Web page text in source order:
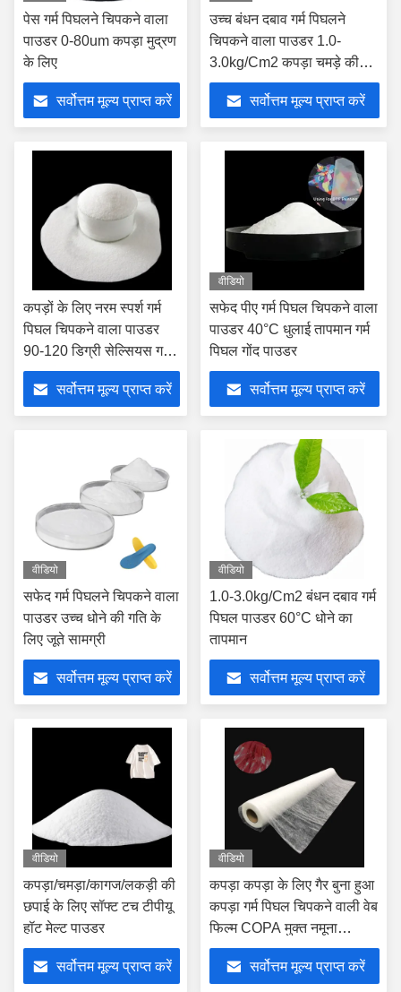
पेस गर्म पिघलने चिपकने वाला
पाउडर 0-80um कपड़ा मुद्रण
के लिए
सर्वोत्तम मूल्य प्राप्त करें
उच्च बंधन दबाव गर्म पिघलने
चिपकने वाला पाउडर 1.0-
3.0kg/Cm2 कपड़ा चमड़े की
मुद्रण के लिए
सर्वोत्तम मूल्य प्राप्त करें
कपड़ों के लिए नरम स्पर्श गर्म
पिघल चिपकने वाला पाउडर
90-120 डिग्री सेल्सियस गर्म
तापमान
सर्वोत्तम मूल्य प्राप्त करें
वीडियो
सफेद पीए गर्म पिघल चिपकने वाला
पाउडर 40°C धुलाई तापमान गर्म
पिघल गोंद पाउडर
सर्वोत्तम मूल्य प्राप्त करें
वीडियो
सफेद गर्म पिघलने चिपकने वाला
पाउडर उच्च धोने की गति के
लिए जूते सामग्री
सर्वोत्तम मूल्य प्राप्त करें
वीडियो
1.0-3.0kg/Cm2 बंधन दबाव गर्म
पिघल पाउडर 60°C धोने का
तापमान
सर्वोत्तम मूल्य प्राप्त करें
वीडियो
कपड़ा/चमड़ा/कागज/लकड़ी की
छपाई के लिए सॉफ्ट टच टीपीयू
हॉट मेल्ट पाउडर
सर्वोत्तम मूल्य प्राप्त करें
वीडियो
कपड़ा कपड़ा के लिए गैर बुना हुआ
कपड़ा गर्म पिघल चिपकने वाली वेब
फिल्म COPA मुक्त नमूना
Sample
सर्वोत्तम मूल्य प्राप्त करें